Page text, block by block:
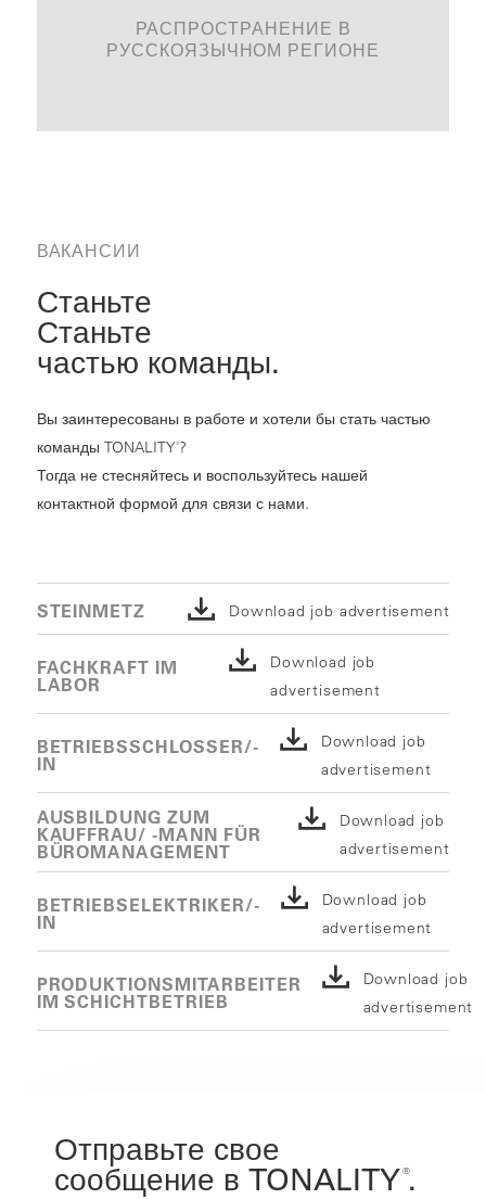
РАСПРОСТРАНЕНИЕ В
РУССКОЯЗЫЧНОМ РЕГИОНЕ
СВЯЗАТЬСЯ
ВАКАНСИИ
Станьте
Станьте
частью команды.
Вы заинтересованы в работе и хотели бы стать частью
команды TONALITY®?
Тогда не стесняйтесь и воспользуйтесь нашей
контактной формой для связи с нами.
STEINMETZ Download job advertisement
FACHKRAFT IM
LABOR
Download job
advertisement
BETRIEBSSCHLOSSER/-
IN
Download job
advertisement
AUSBILDUNG ZUM
KAUFFRAU/ -MANN FÜR
BÜROMANAGEMENT
Download job
advertisement
BETRIEBSELEKTRIKER/-
IN
Download job
advertisement
PRODUKTIONSMITARBEITER
IM SCHICHTBETRIEB
Download job
advertisement
Отправьте свое
сообщение в TONALITY®.